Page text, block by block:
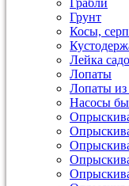
Грабли
Грунт
Косы,
Лейка
Лопаты
Лопаты из
Насосы